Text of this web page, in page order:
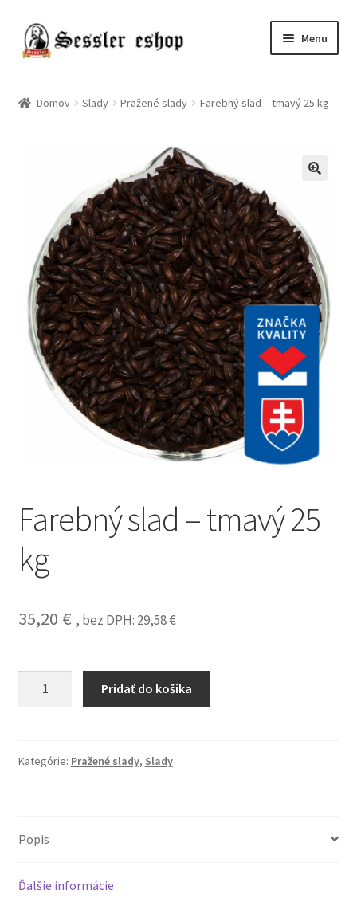
Menu
Príslušenstvo
Destiláty
Poukazy
Domov Slady Pražené slady Farebný slad – tmavý 25 kg
Farebný slad – tmavý 25
kg
35,20 € , bez DPH: 29,58€
Pridať do košíka
Kategórie: Pražené slady, Slady
Popis
Ďalšie informácie